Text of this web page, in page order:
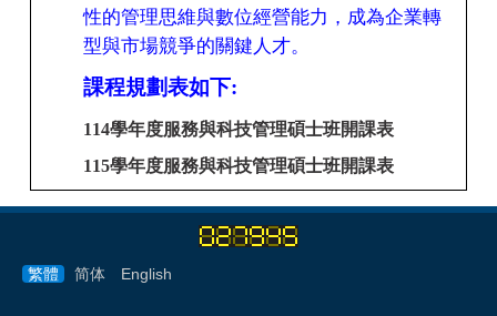
性的管理思維與數位經營能力，成為企業轉
型與市場競爭的關鍵人才。
課程規劃表如下:
114學年度服務與科技管理碩士班開課表
115學年度服務與科技管理碩士班開課表
繁體 简体 English